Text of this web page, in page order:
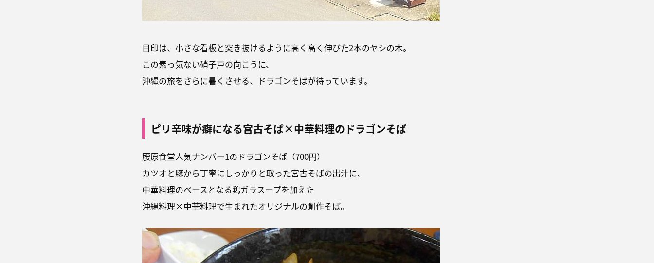
目印は、小さな看板と突き抜けるように高く高く伸びた2本のヤシの木。
この素っ気ない硝子戸の向こうに、
沖縄の旅をさらに暑くさせる、ドラゴンそばが待っています。
ピリ辛味が癖になる宮古そば×中華料理のドラゴンそば
腰原食堂人気ナンバー1のドラゴンそば（700円）
カツオと豚から丁寧にしっかりと取った宮古そばの出汁に、
中華料理のベースとなる鶏ガラスープを加えた
沖縄料理×中華料理で生まれたオリジナルの創作そば。